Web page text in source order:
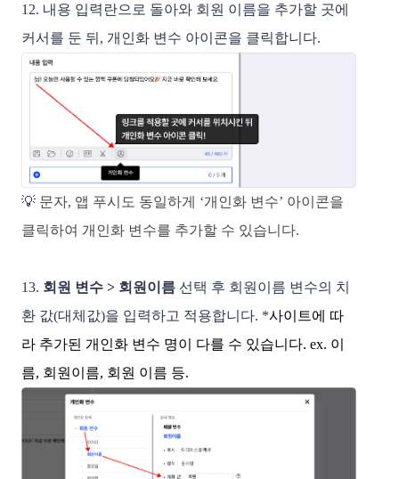
12. 내용 입력란으로 돌아와 회원 이름을 추가할 곳에
커서를 둔 뒤, 개인화 변수 아이콘을 클릭합니다.
💡 문자, 앱 푸시도 동일하게 ‘개인화 변수’ 아이콘을
클릭하여 개인화 변수를 추가할 수 있습니다.
13. 회원 변수 > 회원이름 선택 후 회원이름 변수의 치
환 값(대체값)을 입력하고 적용합니다. *사이트에 따
라 추가된 개인화 변수 명이 다를 수 있습니다. ex. 이
름, 회원이름, 회원 이름 등.